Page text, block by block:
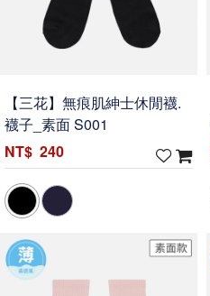
【三花】無痕肌紳士休閒襪.
襪子_素面 S001
240